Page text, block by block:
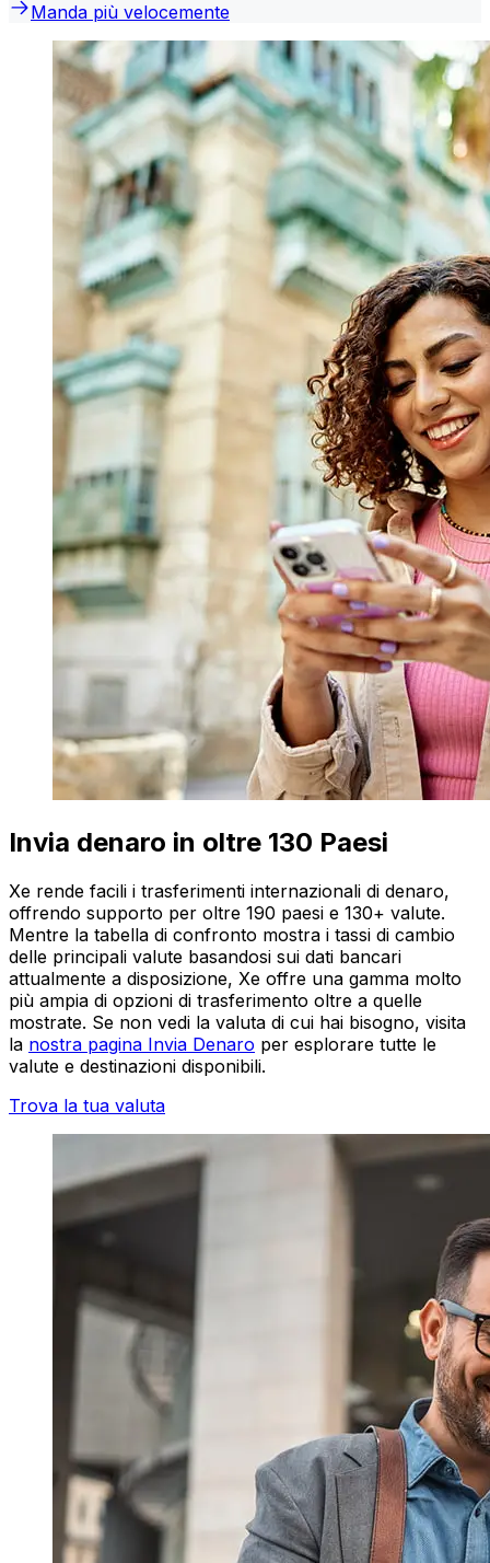
Manda più velocemente
Invia denaro in oltre 130 Paesi
Xe rende facili i trasferimenti internazionali di denaro,
offrendo supporto per oltre 190 paesi e 130+ valute.
Mentre la tabella di confronto mostra i tassi di cambio
delle principali valute basandosi sui dati bancari
attualmente a disposizione, Xe offre una gamma molto
più ampia di opzioni di trasferimento oltre a quelle
mostrate. Se non vedi la valuta di cui hai bisogno, visita
la nostra pagina Invia Denaro per esplorare tutte le
valute e destinazioni disponibili.
Trova la tua valuta